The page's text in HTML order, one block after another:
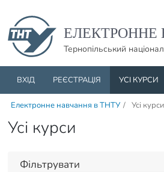
ЕЛЕКТРОННЕ
Тернопільський
ВХІД РЕЄСТРАЦІЯ УСІ КУРСИ
Електронне навчання в ТНТУ / Усі курси
Усі курси
Фільтрувати